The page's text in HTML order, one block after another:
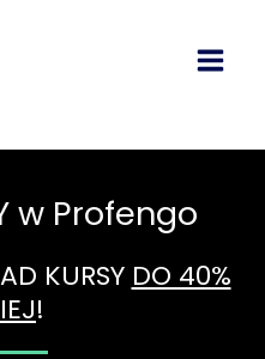
w Profengo
KURSY DO 40%
!